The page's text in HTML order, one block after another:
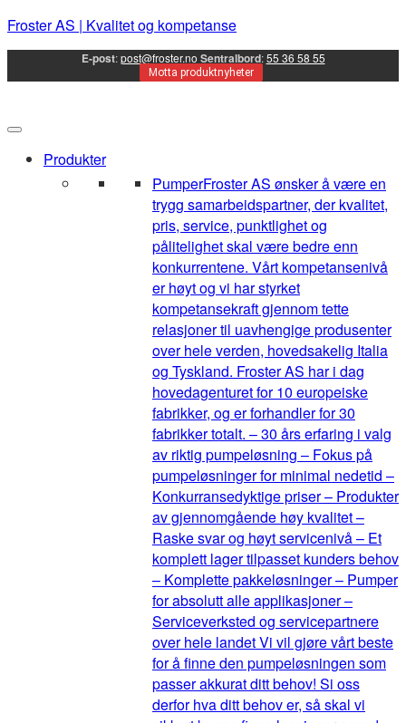
Froster AS | Kvalitet og kompetanse
E-post:post@froster.no Sentralbord:55 36 58 55
Motta produktnyheter
Produkter
PumperFroster AS ønsker å være en
trygg samarbeidspartner, der kvalitet,
pris, service, punktlighet og
pålitelighet skal være bedre enn
konkurrentene. Vårt kompetansenivå
er høyt og vi har styrket
kompetansekraft gjennom tette
relasjoner til uavhengige produsenter
over hele verden, hovedsakelig Italia
og Tyskland. Froster AS har i dag
hovedagenturet for 10 europeiske
fabrikker, og er forhandler for 30
fabrikker totalt. – 30 års erfaring i valg
av riktig pumpeløsning – Fokus på
pumpeløsninger for minimal nedetid –
Konkurransedyktige priser – Produkter
av gjennomgående høy kvalitet –
Raske svar og høyt servicenivå – Et
komplett lager tilpasset kunders behov
– Komplette pakkeløsninger – Pumper
for absolutt alle applikasjoner –
Serviceverksted og servicepartnere
over hele landet Vi vil gjøre vårt beste
for å finne den pumpeløsningen som
passer akkurat ditt behov! Si oss
derfor hva ditt behov er, så skal vi